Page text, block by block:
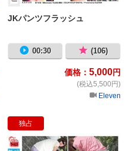
JKパンツフラッシュ
00:30 (106)
価格： 5,000円
(税込5,500円)
Eleven
盗撮騙し浣腸治験モニター
独占